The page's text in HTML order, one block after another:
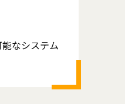
なシステム